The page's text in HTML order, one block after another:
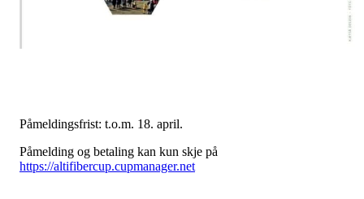
Påmeldingsfrist: t.o.m. 18. april.
Påmelding og betaling kan kun skje på
https://altifibercup.cupmanager.net